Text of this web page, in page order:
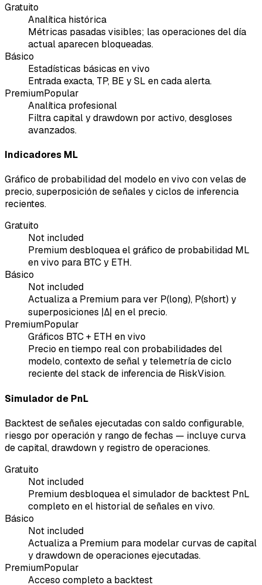
Gratuito
Analítica histórica
Métricas pasadas visibles; las operaciones del día
actual aparecen bloqueadas.
Básico
Estadísticas básicas en vivo
Entrada exacta, TP, BE y SL en cada alerta.
PremiumPopular
Analítica profesional
Filtra capital y drawdown por activo, desgloses
avanzados.
Indicadores ML
Gráfico de probabilidad del modelo en vivo con velas de
precio, superposición de señales y ciclos de inferencia
recientes.
Gratuito
Not included
Premium desbloquea el gráfico de probabilidad ML
en vivo para BTC y ETH.
Básico
Not included
Actualiza a Premium para ver P(long), P(short) y
superposiciones |Δ| en el precio.
PremiumPopular
Gráficos BTC + ETH en vivo
Precio en tiempo real con probabilidades del
modelo, contexto de señal y telemetría de ciclo
reciente del stack de inferencia de RiskVision.
Simulador de PnL
Backtest de señales ejecutadas con saldo configurable,
riesgo por operación y rango de fechas — incluye curva
de capital, drawdown y registro de operaciones.
Gratuito
Not included
Premium desbloquea el simulador de backtest PnL
completo en el historial de señales en vivo.
Básico
Not included
Actualiza a Premium para modelar curvas de capital
y drawdown de operaciones ejecutadas.
PremiumPopular
Acceso completo a backtest